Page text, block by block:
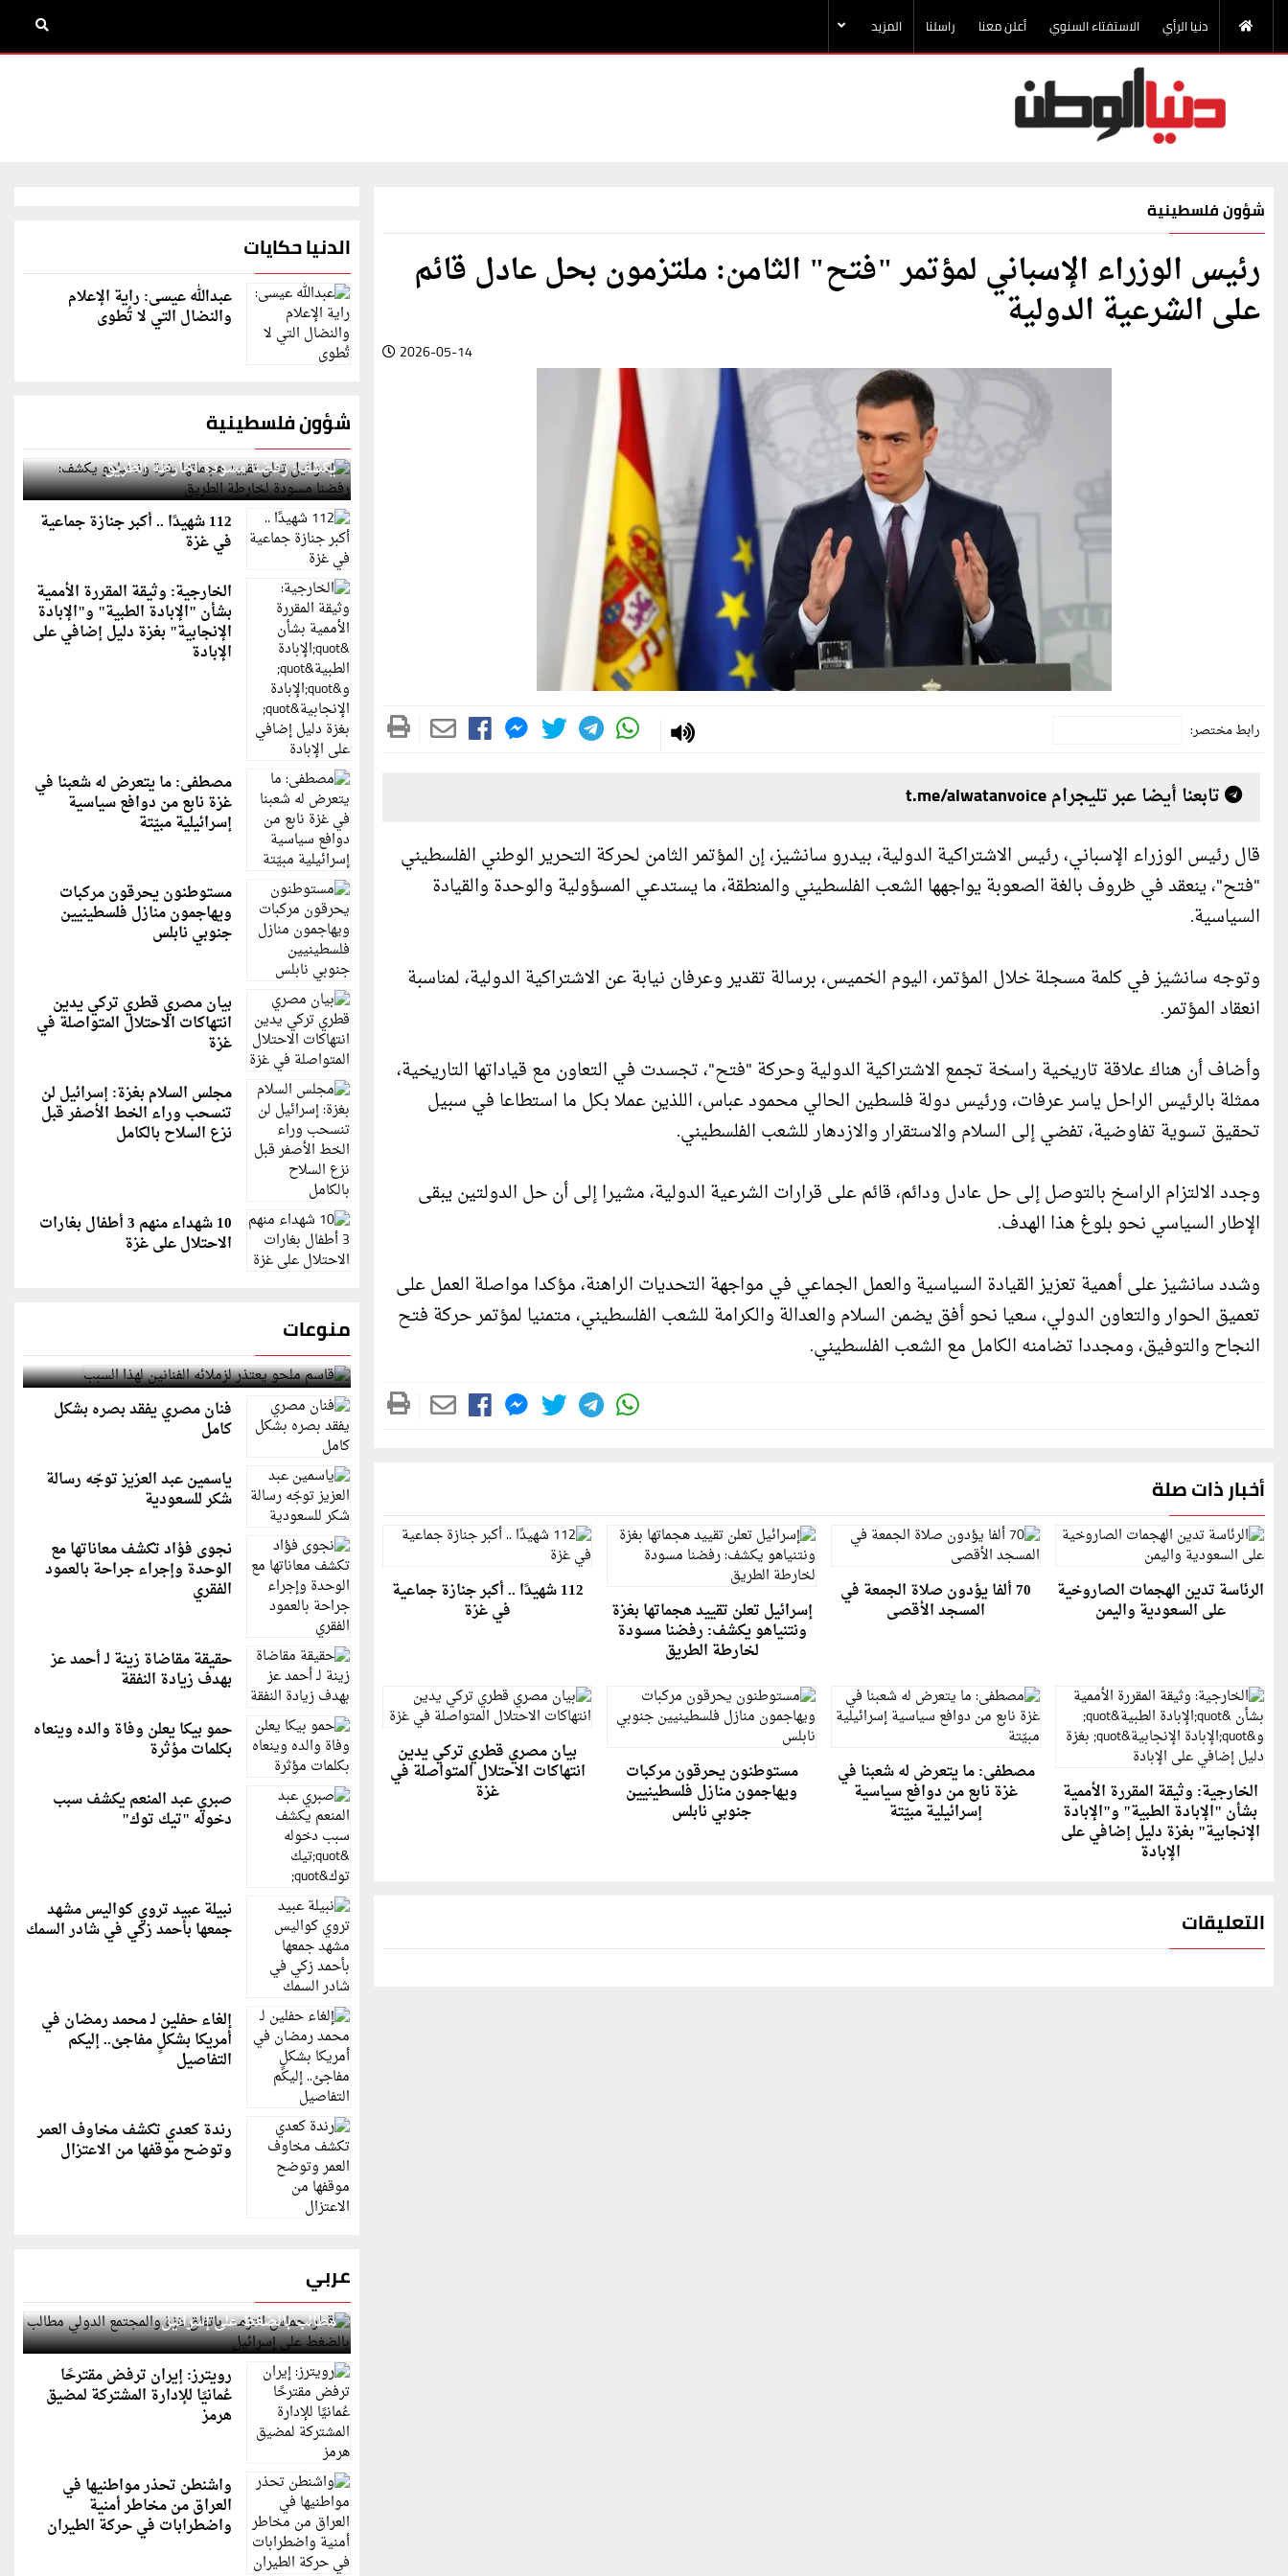
دنيا الرأي الاستفتاء السنوي أعلن معنا راسلنا المزيد
شؤون فلسطينية
رئيس الوزراء الإسباني لمؤتمر "فتح" الثامن: ملتزمون بحل عادل قائم
على الشرعية الدولية
2026-05-14
رابط مختصر:
تابعنا أيضا عبر تليجرام t.me/alwatanvoice
قال رئيس الوزراء الإسباني، رئيس الاشتراكية الدولية، بيدرو سانشيز، إن المؤتمر الثامن لحركة التحرير الوطني الفلسطيني
"فتح"، ينعقد في ظروف بالغة الصعوبة يواجهها الشعب الفلسطيني والمنطقة، ما يستدعي المسؤولية والوحدة والقيادة
السياسية.
وتوجه سانشيز في كلمة مسجلة خلال المؤتمر، اليوم الخميس، برسالة تقدير وعرفان نيابة عن الاشتراكية الدولية، لمناسبة
انعقاد المؤتمر.
وأضاف أن هناك علاقة تاريخية راسخة تجمع الاشتراكية الدولية وحركة "فتح"، تجسدت في التعاون مع قياداتها التاريخية،
ممثلة بالرئيس الراحل ياسر عرفات، ورئيس دولة فلسطين الحالي محمود عباس، اللذين عملا بكل ما استطاعا في سبيل
تحقيق تسوية تفاوضية، تفضي إلى السلام والاستقرار والازدهار للشعب الفلسطيني.
وجدد الالتزام الراسخ بالتوصل إلى حل عادل ودائم، قائم على قرارات الشرعية الدولية، مشيرا إلى أن حل الدولتين يبقى
الإطار السياسي نحو بلوغ هذا الهدف.
وشدد سانشيز على أهمية تعزيز القيادة السياسية والعمل الجماعي في مواجهة التحديات الراهنة، مؤكدا مواصلة العمل على
تعميق الحوار والتعاون الدولي، سعيا نحو أفق يضمن السلام والعدالة والكرامة للشعب الفلسطيني، متمنيا لمؤتمر حركة فتح
النجاح والتوفيق، ومجددا تضامنه الكامل مع الشعب الفلسطيني.
أخبار ذات صلة
الرئاسة تدين الهجمات الصاروخية
على السعودية واليمن
70 ألفا يؤدون صلاة الجمعة في
المسجد الأقصى إسرائيل تعلن تقييد هجماتها بغزة
ونتنياهو يكشف: رفضنا مسودة
لخارطة الطريق
112 شهيدًا .. أكبر جنازة جماعية
في غزة
الخارجية: وثيقة المقررة الأممية
بشأن "الإبادة الطبية" و"الإبادة
الإنجابية" بغزة دليل إضافي على
الإبادة
مصطفى: ما يتعرض له شعبنا في
غزة نابع من دوافع سياسية
إسرائيلية مبيّتة
مستوطنون يحرقون مركبات
ويهاجمون منازل فلسطينيين
جنوبي نابلس
بيان مصري قطري تركي يدين
انتهاكات الاحتلال المتواصلة في
غزة
التعليقات
الدنيا حكايات
عبدالله عيسى: راية الإعلام
والنضال التي لا تُطوى
شؤون فلسطينية
إسرائيل تعلن تقييد هجماتها بغزة ونتنياهو
يكشف: رفضنا مسودة لخارطة الطريق
112 شهيدًا .. أكبر جنازة جماعية
في غزة
الخارجية: وثيقة المقررة الأممية
بشأن "الإبادة الطبية" و"الإبادة
الإنجابية" بغزة دليل إضافي على
الإبادة
مصطفى: ما يتعرض له شعبنا في
غزة نابع من دوافع سياسية
إسرائيلية مبيّتة
مستوطنون يحرقون مركبات
ويهاجمون منازل فلسطينيين
جنوبي نابلس
بيان مصري قطري تركي يدين
انتهاكات الاحتلال المتواصلة في
غزة
مجلس السلام بغزة: إسرائيل لن
تنسحب وراء الخط الأصفر قبل
نزع السلاح بالكامل
10 شهداء منهم 3 أطفال بغارات
الاحتلال على غزة
منوعات
قاسم ملحو يعتذر لزملائه الفنانين لهذا السبب
فنان مصري يفقد بصره بشكل
كامل
ياسمين عبد العزيز توجّه رسالة
شكر للسعودية
نجوى فؤاد تكشف معاناتها مع
الوحدة وإجراء جراحة بالعمود
الفقري
حقيقة مقاضاة زينة لـ أحمد عز
بهدف زيادة النفقة
حمو بيكا يعلن وفاة والده وينعاه
بكلمات مؤثرة
صبري عبد المنعم يكشف سبب
دخوله "تيك توك"
نبيلة عبيد تروي كواليس مشهد
جمعها بأحمد زكي في شادر السمك
إلغاء حفلين لـ محمد رمضان في
أمريكا بشكلٍ مفاجئ.. إليكم
التفاصيل
رندة كعدي تكشف مخاوف العمر
وتوضح موقفها من الاعتزال
عربي
قطر: حماس التزمت باتفاق غزة والمجتمع الدولي
مطالب بالضغط على إسرائيل
رويترز: إيران ترفض مقترحًا
عُمانيًا للإدارة المشتركة لمضيق
هرمز
واشنطن تحذر مواطنيها في
العراق من مخاطر أمنية
واضطرابات في حركة الطيران